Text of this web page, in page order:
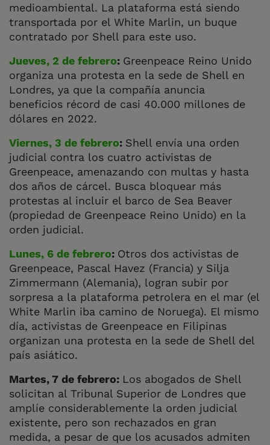
medioambiental. La plataforma está siendo
transportada por el White Marlin, un buque
contratado por Shell para este uso.
Jueves, 2 de febrero: Greenpeace Reino Unido
organiza una protesta en la sede de Shell en
Londres, ya que la compañía anuncia
beneficios récord de casi 40.000 millones de
dólares en 2022.
Viernes, 3 de febrero: Shell envía una orden
judicial contra los cuatro activistas de
Greenpeace, amenazando con multas y hasta
dos años de cárcel. Busca bloquear más
protestas al incluir el barco de Sea Beaver
(propiedad de Greenpeace Reino Unido) en la
orden judicial.
Lunes, 6 de febrero: Otros dos activistas de
Greenpeace, Pascal Havez (Francia) y Silja
Zimmermann (Alemania), logran subir por
sorpresa a la plataforma petrolera en el mar (el
White Marlin iba camino de Noruega). El mismo
día, activistas de Greenpeace en Filipinas
organizan una protesta en la sede de Shell del
país asiático.
Martes, 7 de febrero: Los abogados de Shell
solicitan al Tribunal Superior de Londres que
amplíe considerablemente la orden judicial
existente, pero son rechazados en gran
medida, a pesar de que los acusados admiten